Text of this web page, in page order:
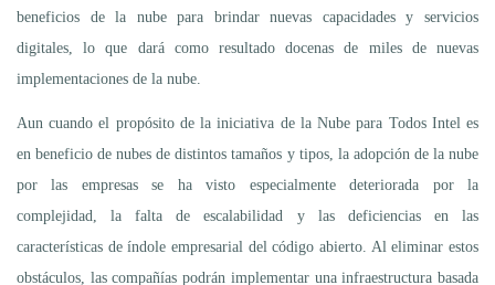
beneficios de la nube para brindar nuevas capacidades y servicios
digitales, lo que dará como resultado docenas de miles de nuevas
implementaciones de la nube.
Aun cuando el propósito de la iniciativa de la Nube para Todos Intel es
en beneficio de nubes de distintos tamaños y tipos, la adopción de la nube
por las empresas se ha visto especialmente deteriorada por la
complejidad, la falta de escalabilidad y las deficiencias en las
características de índole empresarial del código abierto. Al eliminar estos
obstáculos, las compañías podrán implementar una infraestructura basada